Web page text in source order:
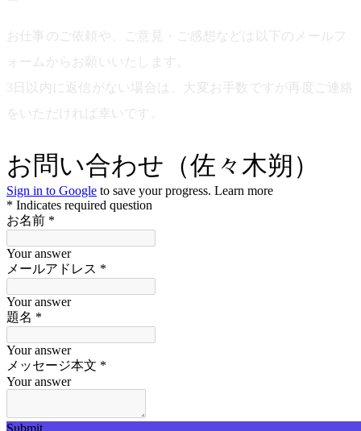
お仕事のご依頼や、ご意見・ご感想などは以下のメールフ
ォームからお願いいたします。
3日以内に返信がない場合は、大変お手数ですが再度ご連絡
をいただければ幸いです。